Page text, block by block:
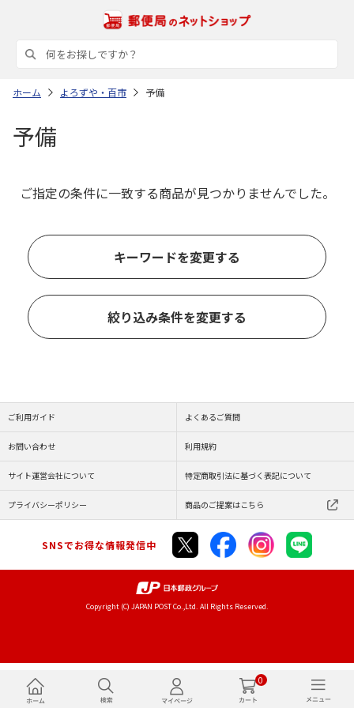
0
ホーム よろずや・百市 予備
予備
ご指定の条件に一致する商品が見つかりませんでした。
キーワードを変更する
絞り込み条件を変更する
ご利用ガイド よくあるご質問
お問い合わせ 利用規約
サイト運営会社について 特定商取引法に基づく表記について
プライバシーポリシー 商品のご提案はこちら
SNSでお得な情報発信中
Copyright (C) JAPAN POST Co.,Ltd. All Rights Reserved.